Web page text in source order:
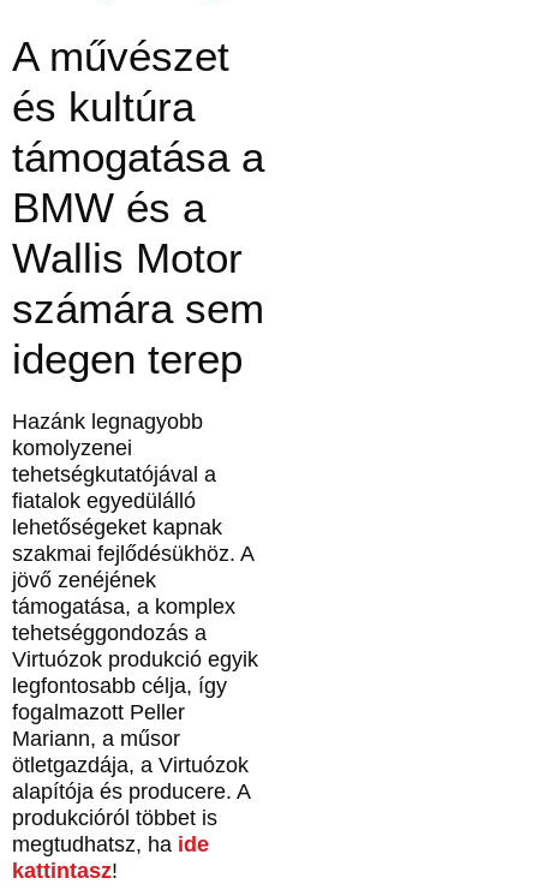
A művészet
és kultúra
támogatása a
BMW és a
Wallis Motor
számára sem
idegen terep
Hazánk legnagyobb
komolyzenei
tehetségkutatójával a
fiatalok egyedülálló
lehetőségeket kapnak
szakmai fejlődésükhöz. A
jövő zenéjének
támogatása, a komplex
tehetséggondozás a
Virtuózok produkció egyik
legfontosabb célja, így
fogalmazott Peller
Mariann, a műsor
ötletgazdája, a Virtuózok
alapítója és producere. A
produkcióról többet is
megtudhatsz, ha ide
kattintasz!